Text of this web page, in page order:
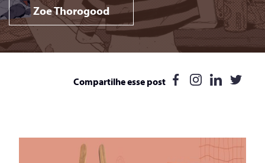
Zoe Thorogood
Compartilhe esse post